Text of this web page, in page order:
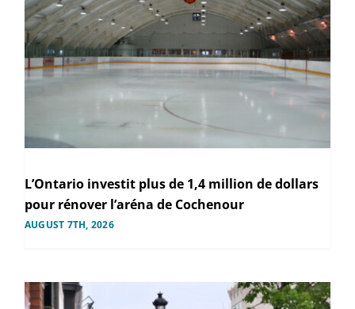
L’Ontario investit plus de 1,4 million de dollars
pour rénover l’aréna de Cochenour
AUGUST 7TH, 2026